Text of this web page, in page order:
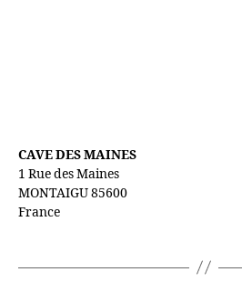
CAVE DES MAINES
1 Rue des Maines
MONTAIGU85600
France